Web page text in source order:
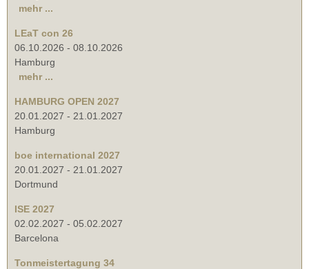
mehr ...
LEaT con 26
06.10.2026 - 08.10.2026
Hamburg
mehr ...
HAMBURG OPEN 2027
20.01.2027 - 21.01.2027
Hamburg
boe international 2027
20.01.2027 - 21.01.2027
Dortmund
ISE 2027
02.02.2027 - 05.02.2027
Barcelona
Tonmeistertagung 34